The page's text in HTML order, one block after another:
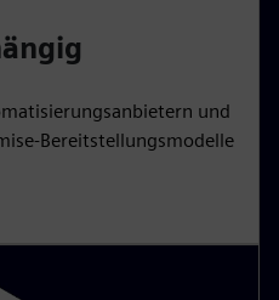
und
Bereitstellungsmodelle